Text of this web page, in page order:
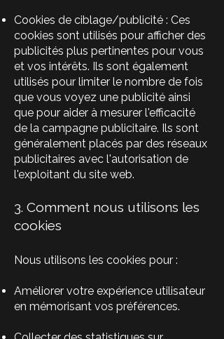
Cookies de ciblage/publicité : Ces
cookies sont utilisés pour afficher des
publicités plus pertinentes pour vous
et vos intérêts. Ils sont également
utilisés pour limiter le nombre de fois
que vous voyez une publicité ainsi
que pour aider à mesurer l'efficacité
de la campagne publicitaire. Ils sont
généralement placés par des réseaux
publicitaires avec l'autorisation de
l'exploitant du site web.
3. Comment nous utilisons les
cookies
Nous utilisons les cookies pour :
Améliorer votre expérience utilisateur
en mémorisant vos préférences.